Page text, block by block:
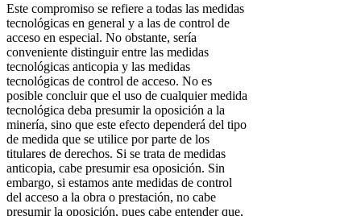
Este compromiso se refiere a todas las medidas
tecnológicas en general y a las de control de
acceso en especial. No obstante, sería
conveniente distinguir entre las medidas
tecnológicas anticopia y las medidas
tecnológicas de control de acceso. No es
posible concluir que el uso de cualquier medida
tecnológica deba presumir la oposición a la
minería, sino que este efecto dependerá del tipo
de medida que se utilice por parte de los
titulares de derechos. Si se trata de medidas
anticopia, cabe presumir esa oposición. Sin
embargo, si estamos ante medidas de control
del acceso a la obra o prestación, no cabe
presumir la oposición, pues cabe entender que,